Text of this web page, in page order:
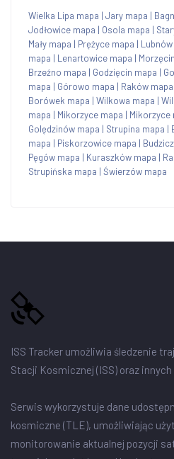
Wielka Lipa mapa | Jary mapa |
Jodłowice mapa | Osola mapa |
Mały mapa | Prężyce mapa |
mapa | Lenartowice mapa |
Brzeźno mapa | Godzięcin mapa |
mapa | Górowo mapa | Raków mapa
Borówek mapa | Wilkowa mapa |
mapa | Mikorzyce mapa | Mikorzyce
Golędzinów mapa | Strupina mapa |
mapa | Piskorzowice mapa |
Pęgów mapa | Kuraszków mapa |
Strupińska mapa | Świerzów mapa
ISS Tracker umożliwia śledzenie
Stacji Kosmicznej (ISS) oraz
Serwis wykorzystuje dane
kosmiczne (TLE), umożliwiając
monitorowanie aktualnej pozycji